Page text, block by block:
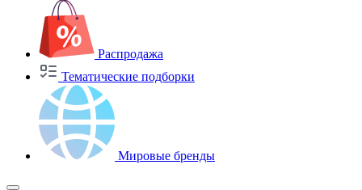
Распродажа
Тематические подборки
Мировые бренды